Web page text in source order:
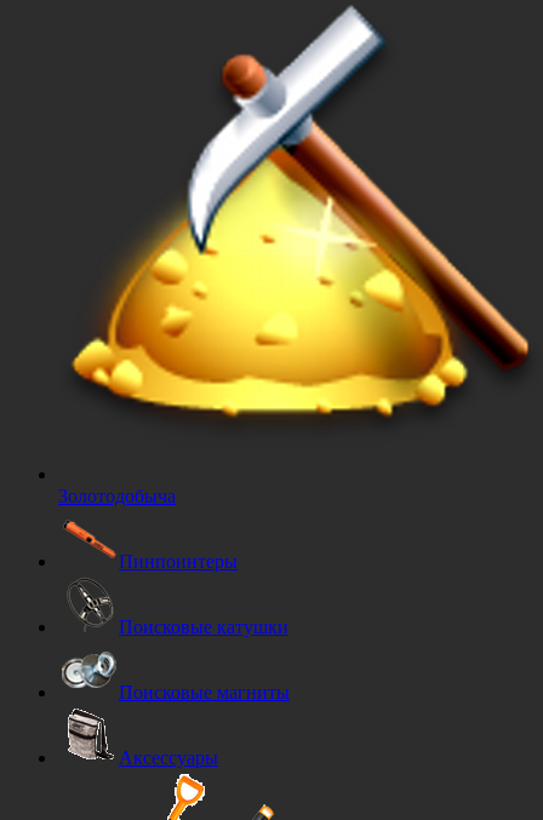
Золотодобыча
Пинпоинтеры
Поисковые катушки
Поисковые магниты
Аксессуары